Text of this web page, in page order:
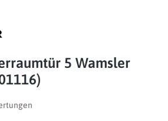
5 Wamsler